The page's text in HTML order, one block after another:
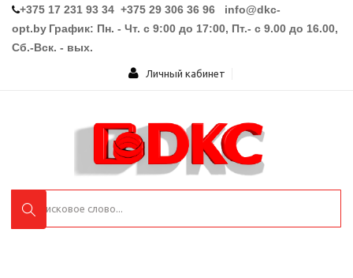
+375 17 231 93 34 +375 29 306 36 96 info@dkc-
opt.by График: Пн. - Чт. с 9:00 до 17:00, Пт.- с 9.00 до 16.00,
Сб.-Вск. - вых.
Личный кабинет